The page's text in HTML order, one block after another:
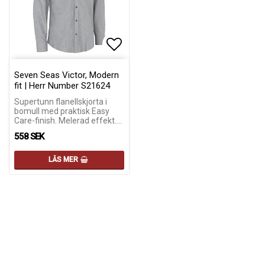
Seven Seas Victor, Modern
fit | Herr Number S21624
Supertunn flanellskjorta i
bomull med praktisk Easy
Care-finish. Melerad effekt.…
558 SEK
LÄS MER